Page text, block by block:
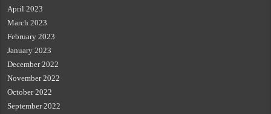
April 2023
March 2023
February 2023
January 2023
December 2022
November 2022
October 2022
September 2022